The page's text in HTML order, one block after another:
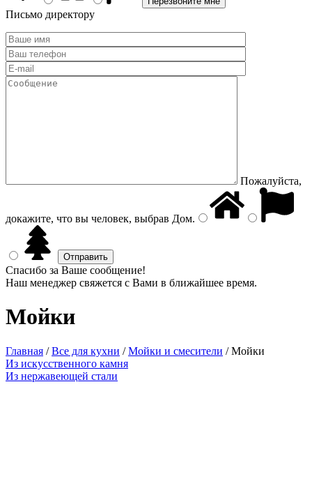
Письмо директору
Пожалуйста,
докажите, что вы человек, выбрав Дом.
Спасибо за Ваше сообщение!
Наш менеджер свяжется с Вами в ближайшее время.
Мойки
Главная /Все для кухни /Мойки и смесители /Мойки
Из искусственного камня
Из нержавеющей стали